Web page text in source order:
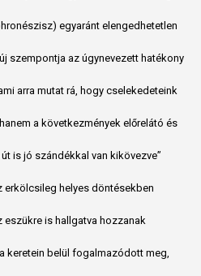
egyaránt elengedhetetlen
szempontja az úgynevezett hatékony
arra mutat rá, hogy cselekedeteink
a következmények előrelátó és
is jó szándékkal van kikövezve”
erkölcsileg helyes döntésekben
eszükre is hallgatva hozzanak
keretein belül fogalmazódott meg,